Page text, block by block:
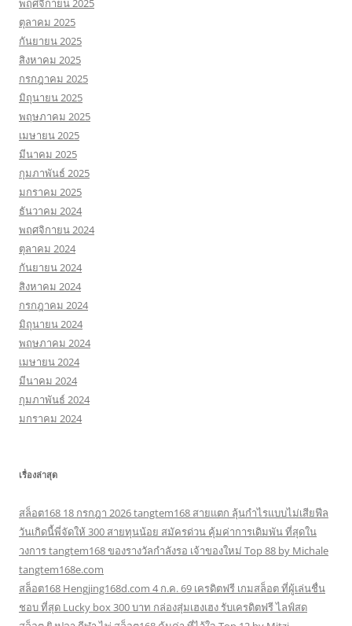
พฤศจิกายน 2025
ตุลาคม 2025
กันยายน 2025
สิงหาคม 2025
กรกฎาคม 2025
มิถุนายน 2025
พฤษภาคม 2025
เมษายน 2025
มีนาคม 2025
กุมภาพันธ์ 2025
มกราคม 2025
ธันวาคม 2024
พฤศจิกายน 2024
ตุลาคม 2024
กันยายน 2024
สิงหาคม 2024
กรกฎาคม 2024
มิถุนายน 2024
พฤษภาคม 2024
เมษายน 2024
มีนาคม 2024
กุมภาพันธ์ 2024
มกราคม 2024
เรื่องล่าสุด
สล็อต168 18 กรกฎา 2026 tangtem168 สายแตก ลุ้นกำไรแบบไม่เสียฟีล
วันเกิดนี้พี่จัดให้ 300 สายทุนน้อย สมัครด่วน คุ้มค่าการเดิมพัน ที่สุดใน
วงการ tangtem168 ของรางวัลกำลังรอ เจ้าของใหม่ Top 88 by Michale
tangtem168e.com
สล็อต168 Hengjing168d.com 4 ก.ค. 69 เครดิตฟรี เกมสล็อต ที่ผู้เล่นชื่น
ชอบ ที่สุด Lucky box 300 บาท กล่องสุ่มเฮงเฮง รับเครดิตฟรี ไลฟ์สด